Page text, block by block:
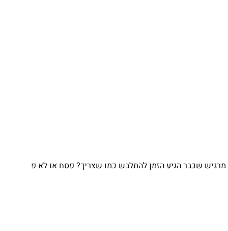
מרגיש שכבר הגיע הזמן להתלבש כמו שצריך? פסח או לא פ